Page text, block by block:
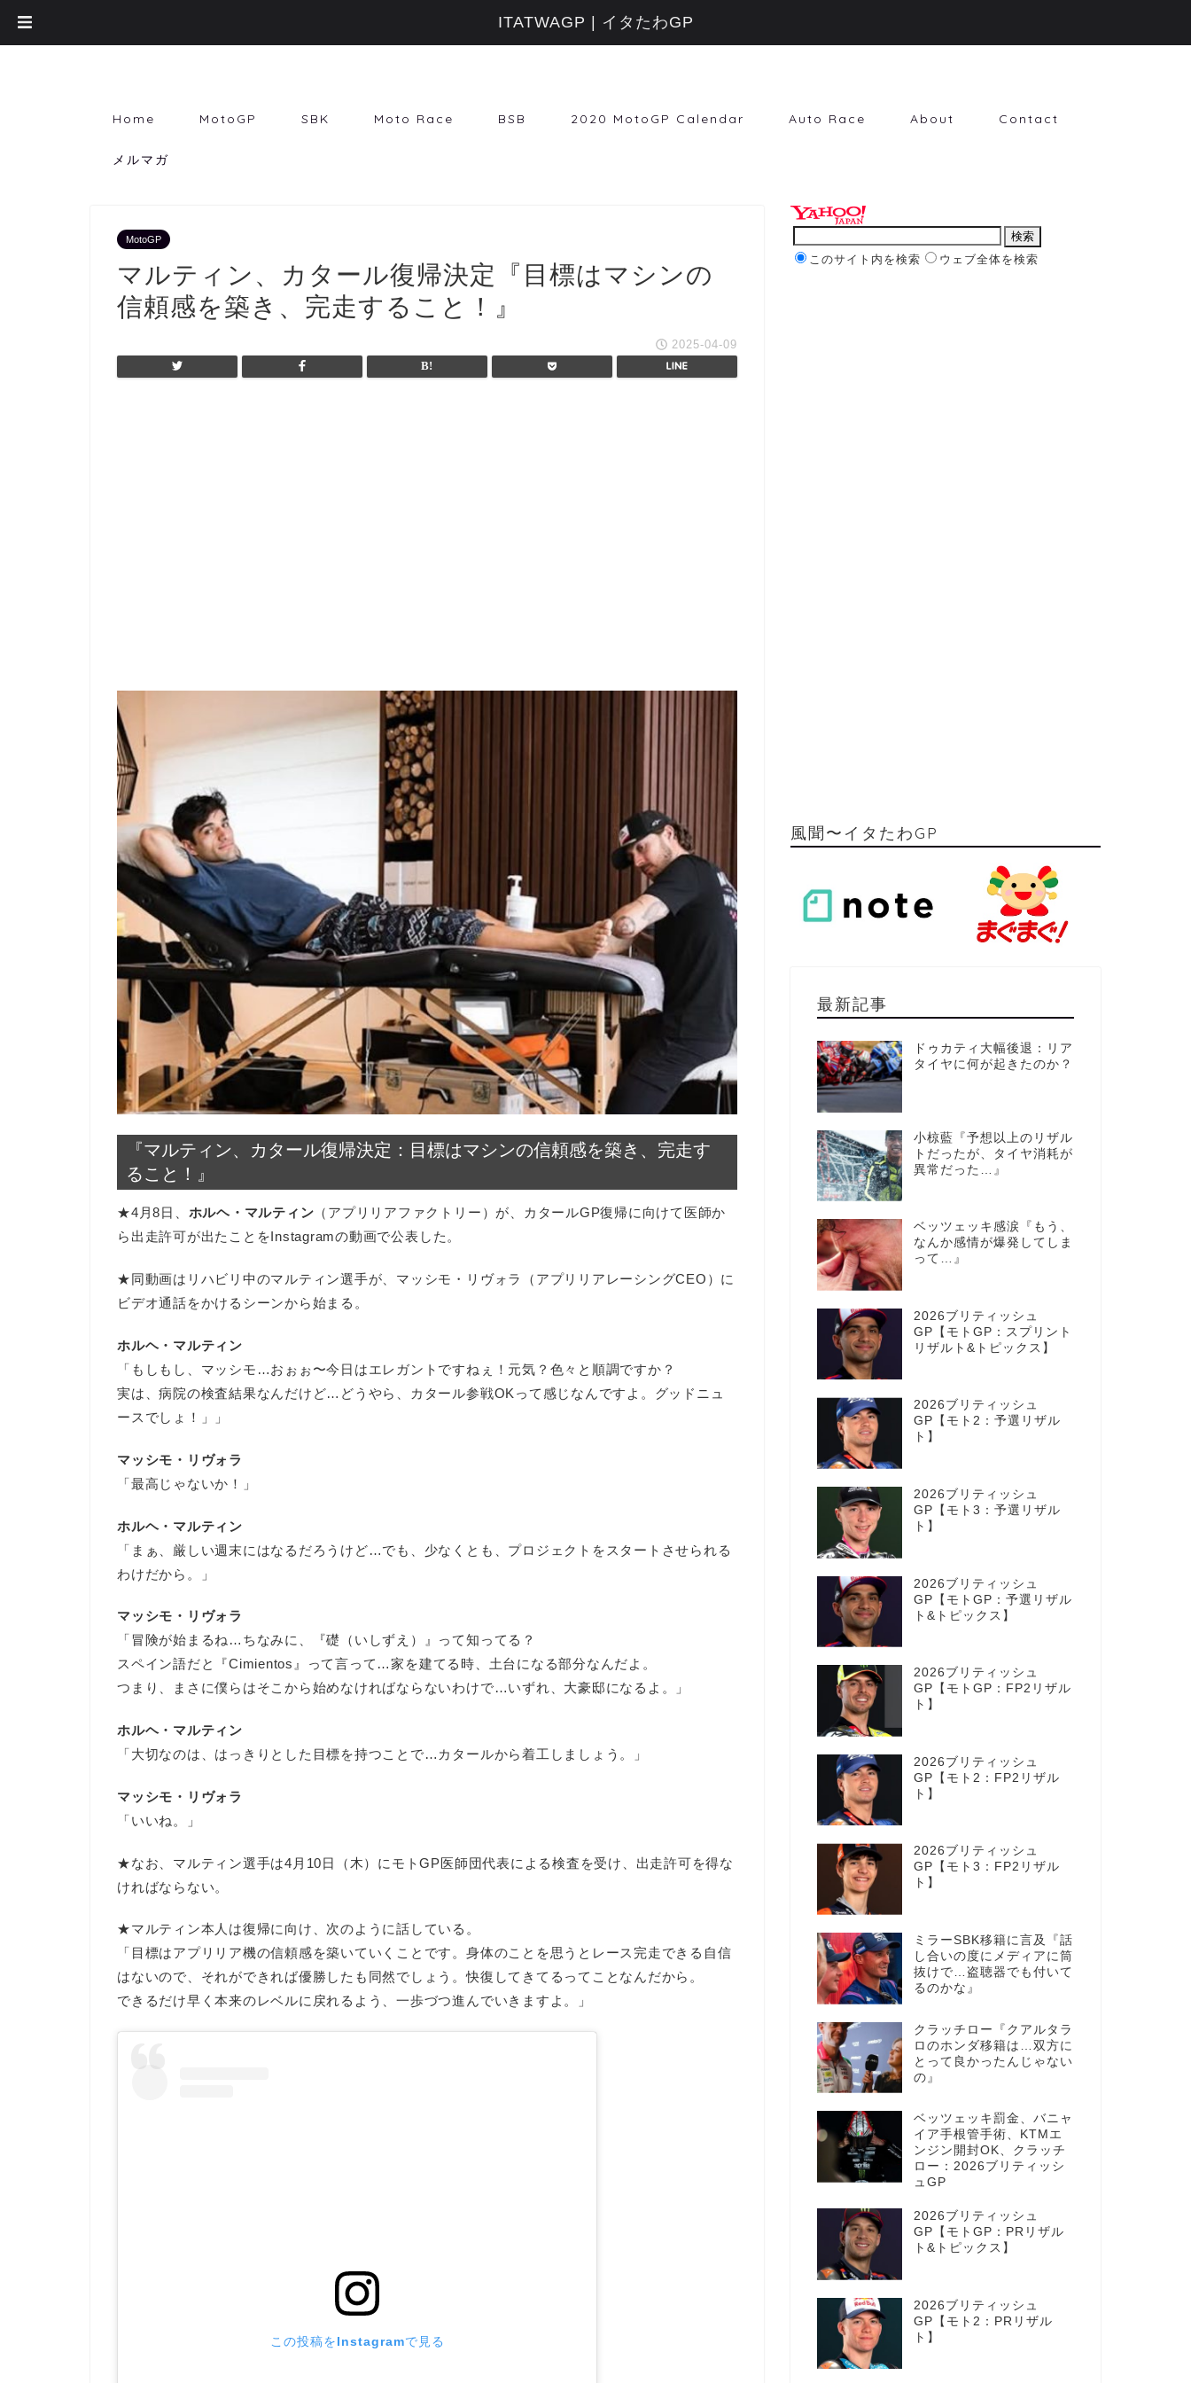
Home MotoGP SBK Moto Race BSB 2020 MotoGP Calendar Auto Race About Contact
メルマガ
MotoGP
マルティン、カタール復帰決定『目標はマシンの
信頼感を築き、完走すること！』
2025-04-09
『マルティン、カタール復帰決定：目標はマシンの信頼感を築き、完走す
ること！』
★4月8日、 ホルヘ・マルティン （アプリリアファクトリー）が、カタールGP復帰に向けて医師か
ら出走許可が出たことをInstagramの動画で公表した。
★同動画はリハビリ中のマルティン選手が、マッシモ・リヴォラ（アプリリアレーシングCEO）に
ビデオ通話をかけるシーンから始まる。
ホルヘ・マルティン
「もしもし、マッシモ…おぉぉ〜今日はエレガントですねぇ！元気？色々と順調ですか？
実は、病院の検査結果なんだけど…どうやら、カタール参戦OKって感じなんですよ。グッドニュ
ースでしょ！」」
マッシモ・リヴォラ
「最高じゃないか！」
ホルヘ・マルティン
「まぁ、厳しい週末にはなるだろうけど…でも、少なくとも、プロジェクトをスタートさせられる
わけだから。」
マッシモ・リヴォラ
「冒険が始まるね…ちなみに、『礎（いしずえ）』って知ってる？
スペイン語だと『Cimientos』って言って…家を建てる時、土台になる部分なんだよ。
つまり、まさに僕らはそこから始めなければならないわけで…いずれ、大豪邸になるよ。」
ホルヘ・マルティン
「大切なのは、はっきりとした目標を持つことで…カタールから着工しましょう。」
マッシモ・リヴォラ
「いいね。」
★なお、マルティン選手は4月10日（木）にモトGP医師団代表による検査を受け、出走許可を得な
ければならない。
★マルティン本人は復帰に向け、次のように話している。
「目標はアプリリア機の信頼感を築いていくことです。身体のことを思うとレース完走できる自信
はないので、それができれば優勝したも同然でしょう。快復してきてるってことなんだから。
できるだけ早く本来のレベルに戻れるよう、一歩づつ進んでいきますよ。」
この投稿をInstagramで見る
このサイト内を検索 ウェブ全体を検索
風聞〜イタたわGP
最新記事
ドゥカティ大幅後退：リア
タイヤに何が起きたのか？
小椋藍『予想以上のリザル
トだったが、タイヤ消耗が
異常だった…』
ベッツェッキ感涙『もう、
なんか感情が爆発してしま
って…』
2026ブリティッシュ
GP【モトGP：スプリント
リザルト&トピックス】
2026ブリティッシュ
GP【モト2：予選リザル
ト】
2026ブリティッシュ
GP【モト3：予選リザル
ト】
2026ブリティッシュ
GP【モトGP：予選リザル
ト&トピックス】
2026ブリティッシュ
GP【モトGP：FP2リザル
ト】
2026ブリティッシュ
GP【モト2：FP2リザル
ト】
2026ブリティッシュ
GP【モト3：FP2リザル
ト】
ミラーSBK移籍に言及『話
し合いの度にメディアに筒
抜けで…盗聴器でも付いて
るのかな』
クラッチロー『クアルタラ
ロのホンダ移籍は…双方に
とって良かったんじゃない
の』
ベッツェッキ罰金、バニャ
イア手根管手術、KTMエ
ンジン開封OK、クラッチ
ロー：2026ブリティッシ
ュGP
2026ブリティッシュ
GP【モトGP：PRリザル
ト&トピックス】
2026ブリティッシュ
GP【モト2：PRリザル
ト】
ITATWAGP | イタたわGP